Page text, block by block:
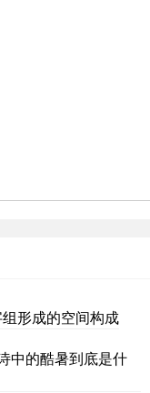
形成的空间构成
中的酷暑到底是什